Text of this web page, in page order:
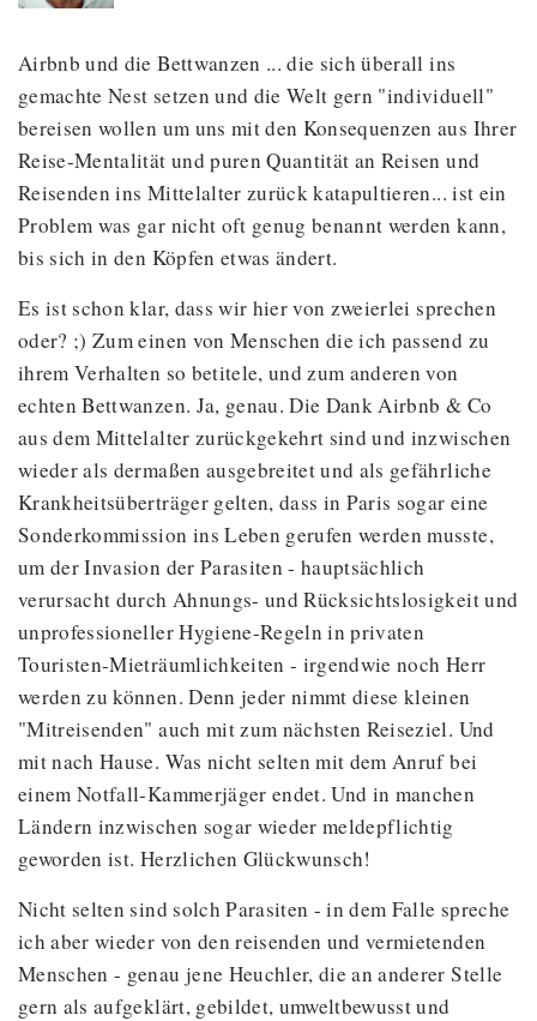
Airbnb und die Bettwanzen ... die sich überall ins
gemachte Nest setzen und die Welt gern "individuell"
bereisen wollen um uns mit den Konsequenzen aus Ihrer
Reise-Mentalität und puren Quantität an Reisen und
Reisenden ins Mittelalter zurück katapultieren... ist ein
Problem was gar nicht oft genug benannt werden kann,
bis sich in den Köpfen etwas ändert.
Es ist schon klar, dass wir hier von zweierlei sprechen
oder? ;) Zum einen von Menschen die ich passend zu
ihrem Verhalten so betitele, und zum anderen von
echten Bettwanzen. Ja, genau. Die Dank Airbnb & Co
aus dem Mittelalter zurückgekehrt sind und inzwischen
wieder als dermaßen ausgebreitet und als gefährliche
Krankheitsüberträger gelten, dass in Paris sogar eine
Sonderkommission ins Leben gerufen werden musste,
um der Invasion der Parasiten - hauptsächlich
verursacht durch Ahnungs- und Rücksichtslosigkeit und
unprofessioneller Hygiene-Regeln in privaten
Touristen-Mieträumlichkeiten - irgendwie noch Herr
werden zu können. Denn jeder nimmt diese kleinen
"Mitreisenden" auch mit zum nächsten Reiseziel. Und
mit nach Hause. Was nicht selten mit dem Anruf bei
einem Notfall-Kammerjäger endet. Und in manchen
Ländern inzwischen sogar wieder meldepflichtig
geworden ist. Herzlichen Glückwunsch!
Nicht selten sind solch Parasiten - in dem Falle spreche
ich aber wieder von den reisenden und vermietenden
Menschen - genau jene Heuchler, die an anderer Stelle
gern als aufgeklärt, gebildet, umweltbewusst und